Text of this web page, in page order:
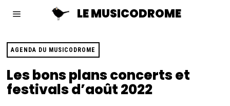
LE MUSICODROME
AGENDA DU MUSICODROME
Les bons plans concerts et
festivals d’août 2022